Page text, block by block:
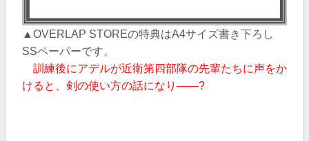
▲OVERLAP STOREの特典はA4サイズ書き下ろし
SSペーパーです。
訓練後にアデルが近衛第四部隊の先輩たちに声をか
けると、剣の使い方の話になり——?